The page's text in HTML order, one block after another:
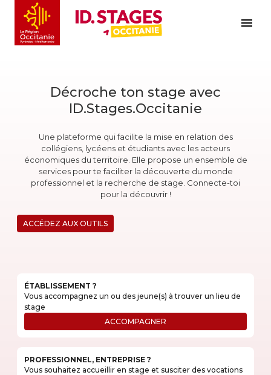
Décroche ton stage avec
ID.Stages.Occitanie
Une plateforme qui facilite la mise en relation des
collégiens, lycéens et étudiants avec les acteurs
économiques du territoire. Elle propose un ensemble de
services pour te faciliter la découverte du monde
professionnel et la recherche de stage. Connecte-toi
pour la découvrir !
ACCÉDEZ AUX OUTILS
ÉTABLISSEMENT ?
Vous accompagnez un ou des jeune(s) à trouver un lieu de
stage
ACCOMPAGNER
PROFESSIONNEL, ENTREPRISE ?
Vous souhaitez accueillir en stage et susciter des vocations